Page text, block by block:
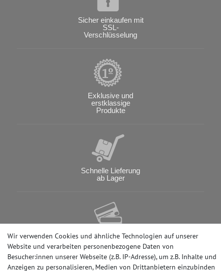
Sicher einkaufen mit
SSL-
Verschlüsselung
Exklusive und
erstklassige
Produkte
Schnelle Lieferung
ab Lager
Verschiedene
Zahlungsarten
Wir verwenden Cookies und ähnliche Technologien auf unserer
Website und verarbeiten personenbezogene Daten von
Besucher:innen unserer Webseite (z.B. IP-Adresse), um z.B. Inhalte und
Anzeigen zu personalisieren, Medien von Drittanbietern einzubinden